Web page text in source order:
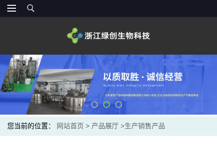
您当前的位置： 网站首页 > 产品展厅 >生产销售产品